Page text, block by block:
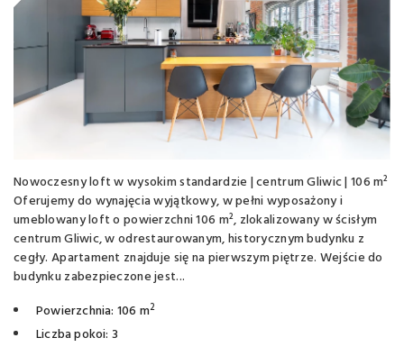
Nowoczesny loft w wysokim standardzie | centrum Gliwic | 106 m²
Oferujemy do wynajęcia wyjątkowy, w pełni wyposażony i
umeblowany loft o powierzchni 106 m², zlokalizowany w ścisłym
centrum Gliwic, w odrestaurowanym, historycznym budynku z
cegły. Apartament znajduje się na pierwszym piętrze. Wejście do
budynku zabezpieczone jest...
Powierzchnia: 106 m2
Liczba pokoi: 3